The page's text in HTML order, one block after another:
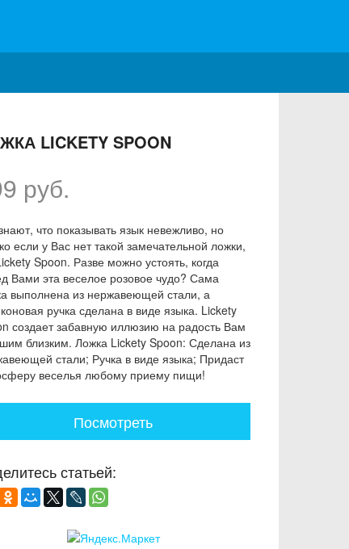
LICKETY SPOON
руб.
что показывать язык невежливо, но
если у Вас нет такой замечательной ложки,
Spoon. Разве можно устоять, когда
Вами эта веселое розовое чудо? Сама
выполнена из нержавеющей стали, а
ручка сделана в виде языка. Lickety
создает забавную иллюзию на радость Вам
близким. Ложка Lickety Spoon: Сделана из
стали; Ручка в виде языка; Придаст
веселья любому приему пищи!
Посмотреть
статьей: